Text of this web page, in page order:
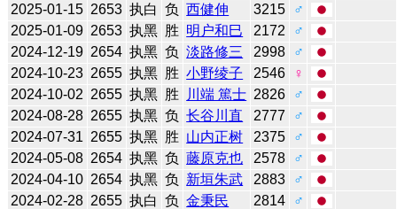
2025-01-15 2653 执白 负 西健伸 3215
♂
2025-01-09 2653 执黑 胜 明户和巳 2172
♂
2024-12-19 2654 执黑 负 淡路修三 2998
♂
2024-10-23 2655 执黑 胜 小野绫子 2546
♀
2024-10-02 2655 执黑 胜 川端 篤士 2826
♂
2024-08-28 2655 执黑 负 长谷川直 2777
♂
2024-07-31 2655 执黑 胜 山内正树 2375
♂
2024-05-08 2654 执黑 负 藤原克也 2578
♂
2024-04-10 2654 执黑 负 新垣朱武 2883
♂
2024-02-28 2655 执白 负 金秉民 2814
♂